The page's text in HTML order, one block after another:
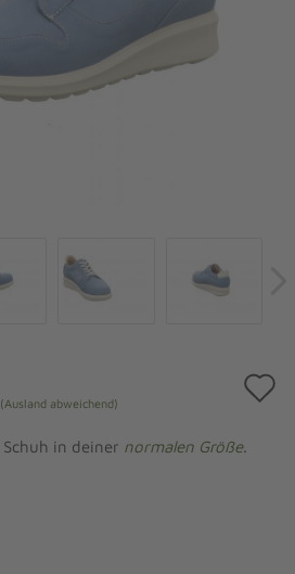
(Ausland abweichend)
Schuh in deiner normalen Größe.